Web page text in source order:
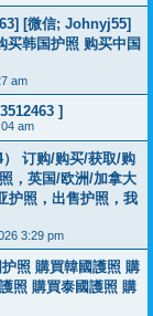
[微信; Johnyj55]
买韩国护照 购买中国
am
]
am
订购/购买/获取/购
，英国/欧洲/加拿大
护照，出售护照，我
3:29 pm
照 購買韓國護照 購
照 購買泰國護照 購